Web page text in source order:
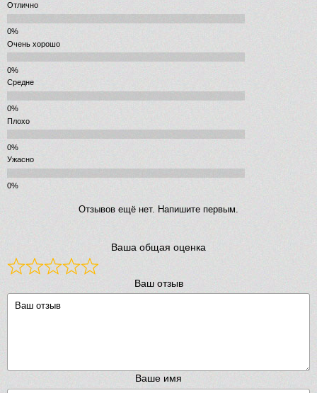
Отлично
Очень хорошо
Средне
Плохо
Ужасно
Отзывов ещё нет. Напишите первым.
Ваша общая оценка
Ваш отзыв
Ваше имя